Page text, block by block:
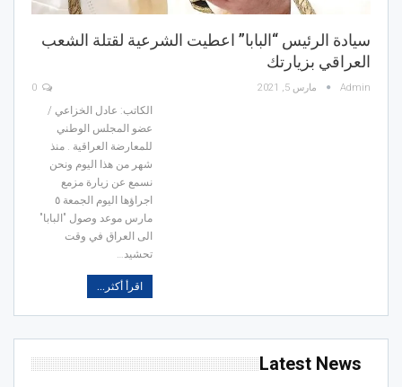
سيادة الرئيس “البابا” اعطيت الشرعية لقتلة الشعب
العراقي بزيارتك
Admin مارس 5, 2021
الكاتب: عادل الخزاعي /
عضو المجلس الوطني
للمعارضة العراقية . منذ
شهر من هذا اليوم ونحن
نسمع عن زيارة مزمع
اجراؤها اليوم الجمعة ٥
مارس موعد وصول "البابا"
الى العراق في وقت
تحشيد
اقرأ أكثر...
Latest News